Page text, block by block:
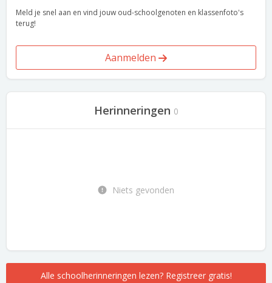
Meld je snel aan en vind jouw oud-schoolgenoten en klassenfoto's
terug!
Aanmelden
Herinneringen 0
Niets gevonden
Alle schoolherinneringen lezen? Registreer gratis!